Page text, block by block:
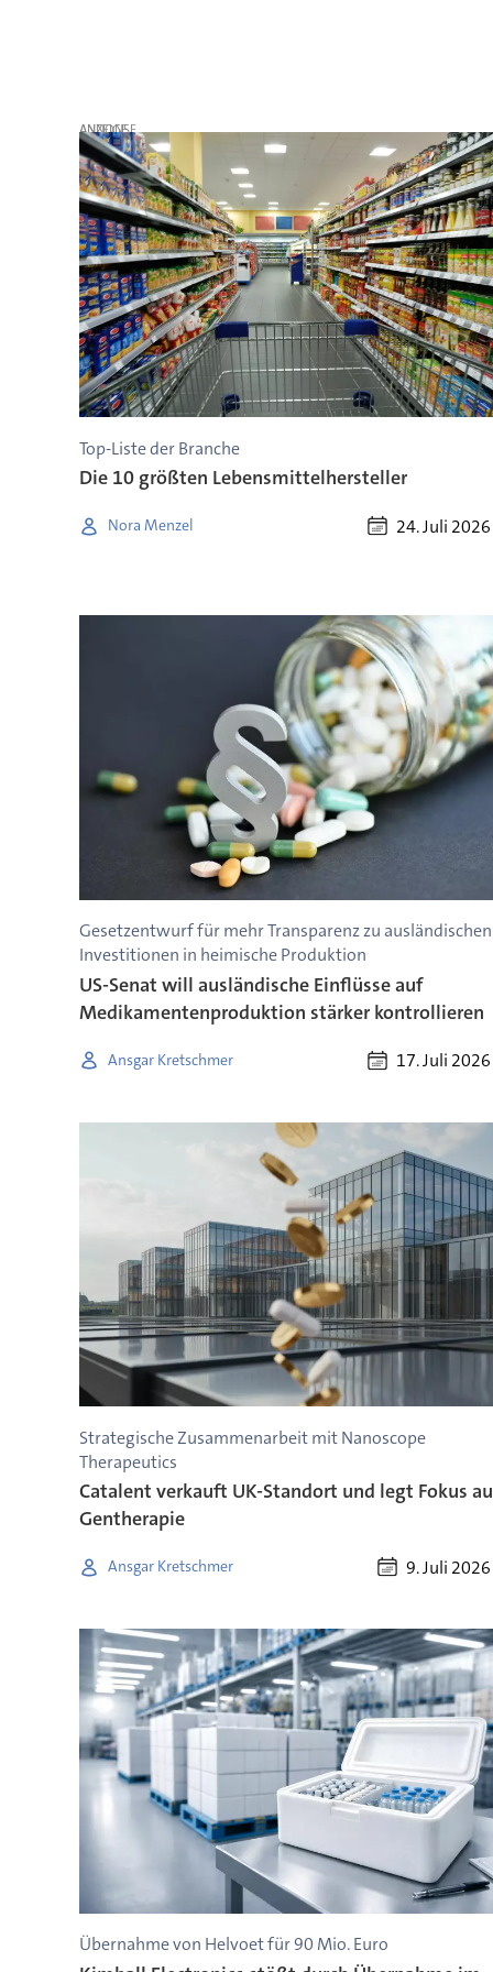
ANZEIGE
Top-Liste der Branche
Die 10 größten Lebensmittelhersteller
Nora Menzel 24. Juli 2026
Gesetzentwurf für mehr Transparenz zu ausländischen
Investitionen in heimische Produktion
US-Senat will ausländische Einflüsse auf
Medikamentenproduktion stärker kontrollieren
Ansgar Kretschmer 17. Juli 2026
Strategische Zusammenarbeit mit Nanoscope
Therapeutics
Catalent verkauft UK-Standort und legt Fokus
Gentherapie
Ansgar Kretschmer 9. Juli 2026
Übernahme von Helvoet für 90 Mio. Euro